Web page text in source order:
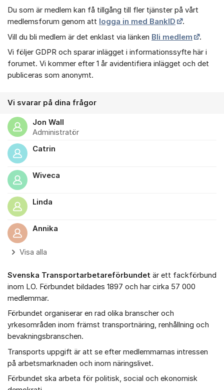
Du som är medlem kan få tillgång till fler tjänster på vårt
medlemsforum genom att logga in med BankID
.
Vill du bli medlem är det enklast via länken Bli medlem
.
Vi följer GDPR och sparar inlägget i informationssyfte här i
forumet. Vi kommer efter 1 år avidentifiera inlägget och det
publiceras som anonymt.
Vi svarar på dina frågor
Jon Wall
Administratör
Catrin
Wiveca
Linda
Annika
Visa alla
Svenska Transportarbetareförbundet är ett fackförbund
inom LO. Förbundet bildades 1897 och har cirka 57 000
medlemmar.
Förbundet organiserar en rad olika branscher och
yrkesområden inom främst transportnäring, renhållning och
bevakningsbranschen.
Transports uppgift är att se efter medlemmarnas intressen
på arbetsmarknaden och inom näringslivet.
Förbundet ska arbeta för politisk, social och ekonomisk